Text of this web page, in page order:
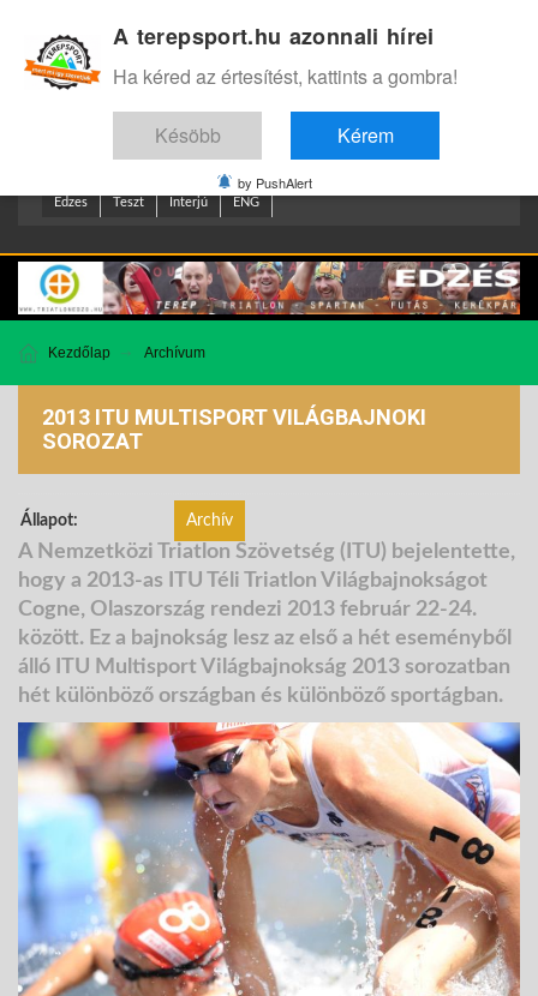
Edzes Teszt Interjú ENG
Kezdőlap Archívum
2013 ITU MULTISPORT VILÁGBAJNOKI
SOROZAT
Állapot: Archív
A Nemzetközi Triatlon Szövetség (ITU) bejelentette,
hogy a 2013-as ITU Téli Triatlon Világbajnokságot
Cogne, Olaszország rendezi 2013 február 22-24.
között. Ez a bajnokság lesz az első a hét eseményből
álló
ITU Multisport Világbajnokság 2013 sorozatban
hét különböző országban és különböző sportágban.
A terepsport.hu azonnali hírei
Ha kéred az értesítést, kattints a gombra!
Késöbb Kérem
by PushAlert